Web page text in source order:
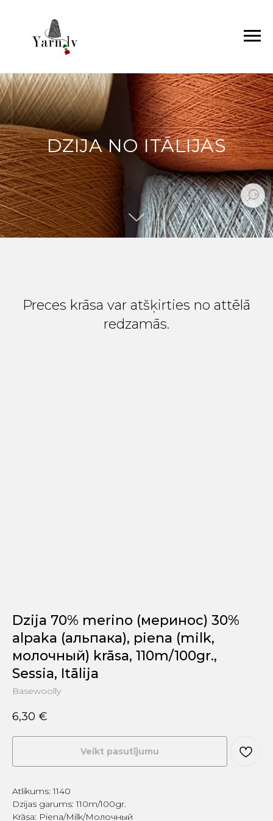
DZIJA NO ITĀLIJAS
Preces krāsa var atšķirties no attēlā
redzamās.
Dzija 70% merino (меринос) 30%
alpaka (альпака), piena (milk,
молочный) krāsa, 110m/100gr.,
Sessia, Itālija
Basewoolly
6,30 €
Veikt pasutījumu
Atlikums: 1140
Dzijas garums: 110m/100gr.
Krāsa: Piena/Milk/Молочный